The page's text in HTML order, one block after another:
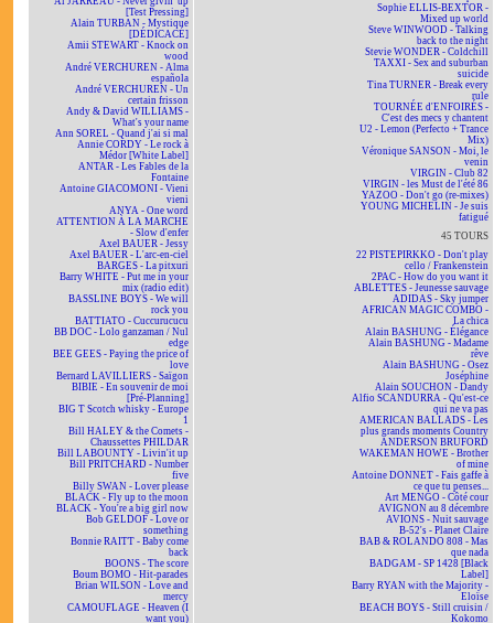
[Test Pressing]
Alain TURBAN - Mystique
[DÉDICACÉ]
Amii STEWART - Knock on
wood
André VERCHUREN - Alma
española
André VERCHUREN - Un
certain frisson
Andy & David WILLIAMS -
What's your name
Ann SOREL - Quand j'ai si mal
Annie CORDY - Le rock à
Médor [White Label]
ANTAR - Les Fables de la
Fontaine
Antoine GIACOMONI - Vieni
vieni
ANYA - One word
ATTENTION À LA MARCHE
- Slow d'enfer
Axel BAUER - Jessy
Axel BAUER - L'arc-en-ciel
BARGES - La pitxuri
Barry WHITE - Put me in your
mix (radio edit)
BASSLINE BOYS - We will
rock you
BATTIATO - Cuccurucucu
BB DOC - Lolo ganzaman / Nul
edge
BEE GEES - Paying the price of
love
Bernard LAVILLIERS - Saïgon
BIBIE - En souvenir de moi
[Pré-Planning]
BIG T Scotch whisky - Europe
1
Bill HALEY & the Comets -
Chaussettes PHILDAR
Bill LABOUNTY - Livin'it up
Bill PRITCHARD - Number
five
Billy SWAN - Lover please
BLACK - Fly up to the moon
BLACK - You're a big girl now
Bob GELDOF - Love or
something
Bonnie RAITT - Baby come
back
BOONS - The score
Boum BOMO - Hit-parades
Brian WILSON - Love and
mercy
CAMOUFLAGE - Heaven (I
want you)
Sophie ELLIS-BEXTOR -
Mixed up world
Steve WINWOOD - Talking
back to the night
Stevie WONDER - Coldchill
TAXXI - Sex and suburban
suicide
Tina TURNER - Break every
rule
TOURNÉE d'ENFOIRÉS -
C'est des mecs y chantent
U2 - Lemon (Perfecto + Trance
Mix)
Véronique SANSON - Moi, le
venin
VIRGIN - Club 82
VIRGIN - les Must de l'été 86
YAZOO - Don't go (re-mixes)
YOUNG MICHELIN - Je suis
fatigué
45 TOURS
22 PISTEPIRKKO - Don't play
cello / Frankenstein
2PAC - How do you want it
ABLETTES - Jeunesse sauvage
ADIDAS - Sky jumper
AFRICAN MAGIC COMBO -
La chica
Alain BASHUNG - Élégance
Alain BASHUNG - Madame
rêve
Alain BASHUNG - Osez
Joséphine
Alain SOUCHON - Dandy
Alfio SCANDURRA - Qu'est-ce
qui ne va pas
AMERICAN BALLADS - Les
plus grands moments Country
ANDERSON BRUFORD
WAKEMAN HOWE - Brother
of mine
Antoine DONNET - Fais gaffe à
ce que tu penses...
Art MENGO - Côté cour
AVIGNON au 8 décembre
AVIONS - Nuit sauvage
B-52's - Planet Claire
BAB & ROLANDO 808 - Mas
que nada
BADGAM - SP 1428 [Black
Label]
Barry RYAN with the Majority -
Eloïse
BEACH BOYS - Still cruisin /
Kokomo